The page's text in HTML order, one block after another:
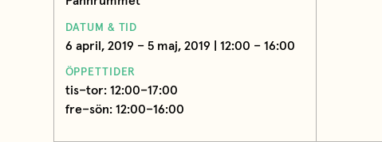
DATUM & TID
6 april, 2019 – 5 maj, 2019 | 12:00 – 16:00
ÖPPETTIDER
tis–tor: 12:00–17:00
fre–sön: 12:00–16:00